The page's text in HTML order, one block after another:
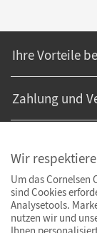
Ihre Vorteile
Zahlung und
Wir
Um das Cornelsen
sind Cookies
Analysetools.
nutzen wir und